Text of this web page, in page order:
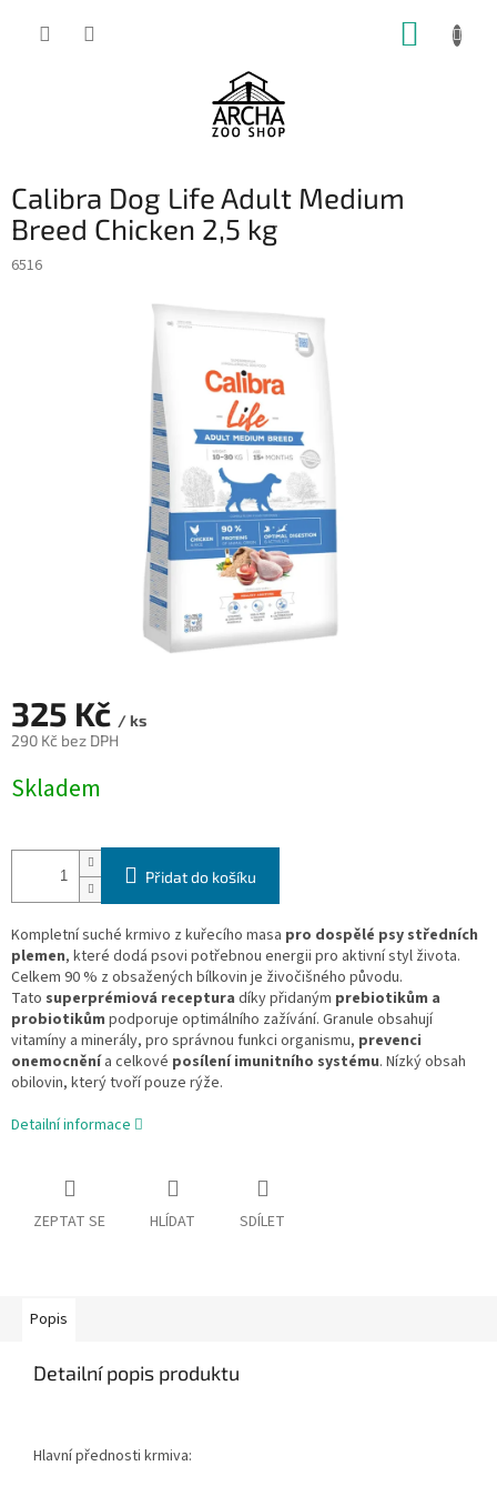
Calibra Dog Life Adult Medium
Breed Chicken 2,5 kg
6516
325 Kč / ks
290 Kč bez DPH
cena:
Skladem
Přidat do košíku
Kompletní suché krmivo z kuřecího masa pro dospělé psy středních
plemen, které dodá psovi potřebnou energii pro aktivní styl života.
Celkem 90 % z obsažených bílkovin je živočišného původu.
Tato superprémiová receptura díky přidaným prebiotikům a
probiotikům podporuje optimálního zažívání. Granule obsahují
vitamíny a minerály, pro správnou funkci organismu, prevenci
onemocnění a celkové posílení imunitního systému. Nízký obsah
obilovin, který tvoří pouze rýže.
Detailní informace
ZEPTAT SE HLÍDAT SDÍLET
Popis
Detailní popis produktu
Hlavní přednosti krmiva: